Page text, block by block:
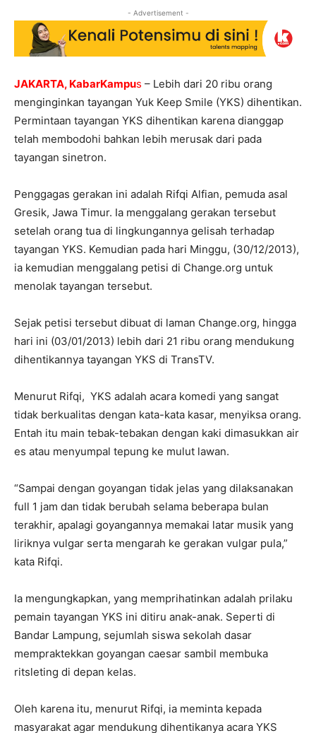
- Advertisement -
JAKARTA, KabarKampus – Lebih dari 20 ribu orang
menginginkan tayangan Yuk Keep Smile (YKS) dihentikan.
Permintaan tayangan YKS dihentikan karena dianggap
telah membodohi bahkan lebih merusak dari pada
tayangan sinetron.
Penggagas gerakan ini adalah Rifqi Alfian, pemuda asal
Gresik, Jawa Timur. Ia menggalang gerakan tersebut
setelah orang tua di lingkungannya gelisah terhadap
tayangan YKS. Kemudian pada hari Minggu, (30/12/2013),
ia kemudian menggalang petisi di Change.org untuk
menolak tayangan tersebut.
Sejak petisi tersebut dibuat di laman Change.org, hingga
hari ini (03/01/2013) lebih dari 21 ribu orang mendukung
dihentikannya tayangan YKS di TransTV.
Menurut Rifqi, YKS adalah acara komedi yang sangat
tidak berkualitas dengan kata-kata kasar, menyiksa orang.
Entah itu main tebak-tebakan dengan kaki dimasukkan air
es atau menyumpal tepung ke mulut lawan.
“Sampai dengan goyangan tidak jelas yang dilaksanakan
full 1 jam dan tidak berubah selama beberapa bulan
terakhir, apalagi goyangannya memakai latar musik yang
liriknya vulgar serta mengarah ke gerakan vulgar pula,”
kata Rifqi.
Ia mengungkapkan, yang memprihatinkan adalah prilaku
pemain tayangan YKS ini ditiru anak-anak. Seperti di
Bandar Lampung, sejumlah siswa sekolah dasar
mempraktekkan goyangan caesar sambil membuka
ritsleting di depan kelas.
Oleh karena itu, menurut Rifqi, ia meminta kepada
masyarakat agar mendukung dihentikanya acara YKS